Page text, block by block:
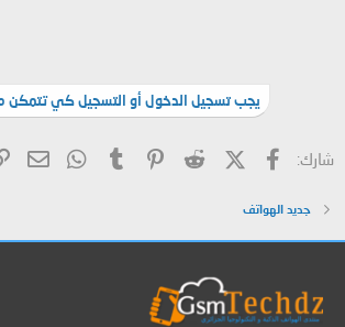
يجب تسجيل الدخول أو التسجيل كي تتمكن
شارك: فيسبوكX (Twitter)
Reddit
Pinterest
Tumblr
جديد الهواتف